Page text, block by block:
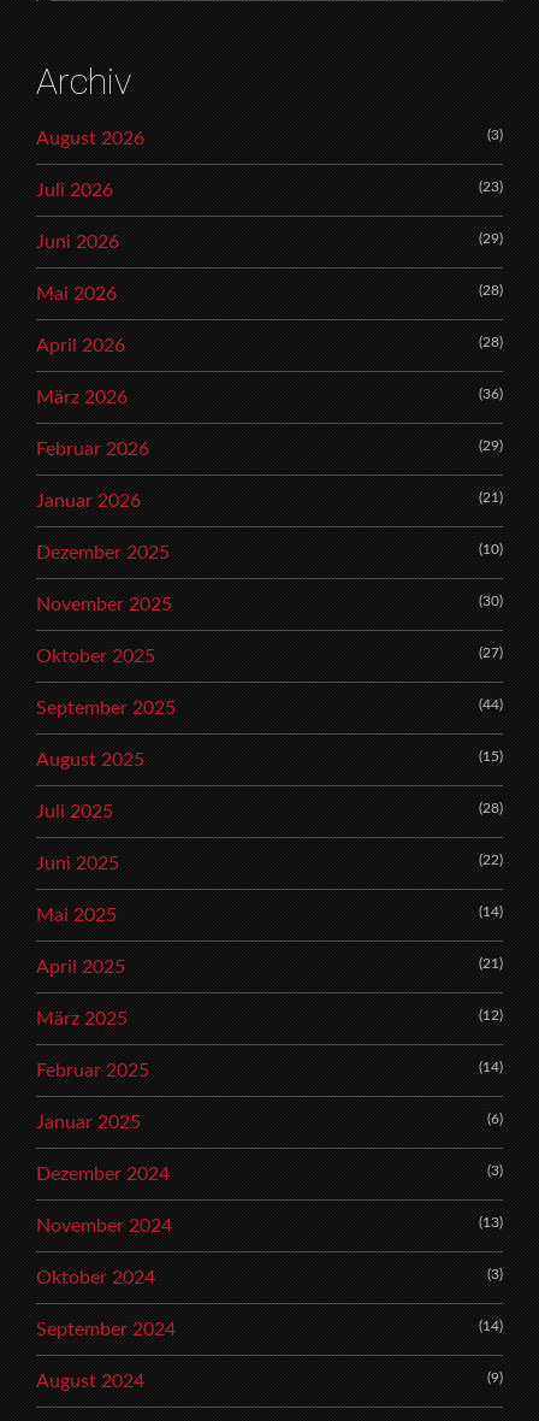
Archiv
August 2026 (3)
Juli 2026 (23)
Juni 2026 (29)
Mai 2026 (28)
April 2026 (28)
März 2026 (36)
Februar 2026 (29)
Januar 2026 (21)
Dezember 2025 (10)
November 2025 (30)
Oktober 2025 (27)
September 2025 (44)
August 2025 (15)
Juli 2025 (28)
Juni 2025 (22)
Mai 2025 (14)
April 2025 (21)
März 2025 (12)
Februar 2025 (14)
Januar 2025 (6)
Dezember 2024 (3)
November 2024 (13)
Oktober 2024 (3)
September 2024 (14)
August 2024 (9)